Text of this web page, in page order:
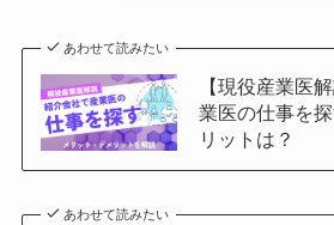
あわせて読みたい
【現役産業医
業医の仕事を
リットは？
あわせて読みたい